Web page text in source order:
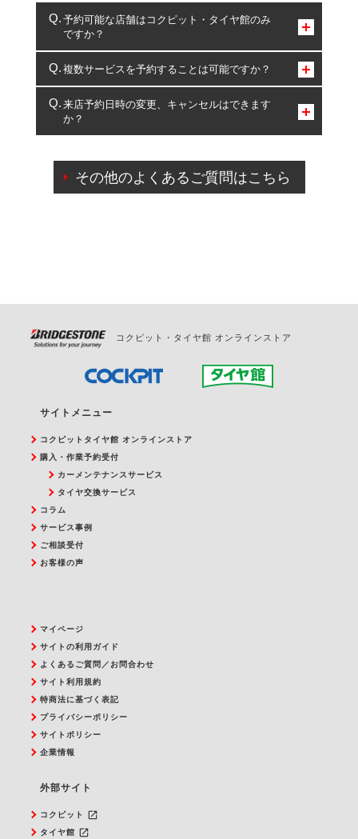
予約可能な店舗はコクピット・タイヤ館のみ
ですか？
コクピット・タイヤ館のみとなります。
複数サービスを予約することは可能ですか？
複数サービスのご予約は可能です。
一部の商品・サービスの組み合わせに限り、同時にご予約が
出来ないものもございます。
来店予約日時の変更、キャンセルはできます
か？
ご来店予約日の3営業日前を過ぎている場合のご予約
の日時変更につきましては、直接ご予約の店舗まで
その他のよくあるご質問はこちら
コクピット・タイヤ館 オンラインストア
サイトメニュー
コクピットタイヤ館 オンラインストア
購入・作業予約受付
カーメンテナンスサービス
タイヤ交換サービス
コラム
サービス事例
ご相談受付
お客様の声
マイページ
サイトの利用ガイド
よくあるご質問／お問合わせ
サイト利用規約
特商法に基づく表記
プライバシーポリシー
サイトポリシー
企業情報
外部サイト
コクピット launch
タイヤ館 launch